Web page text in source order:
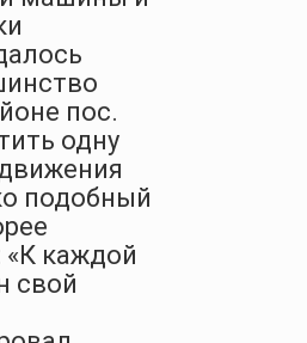
пос.
одну
подобный
каждой
свой